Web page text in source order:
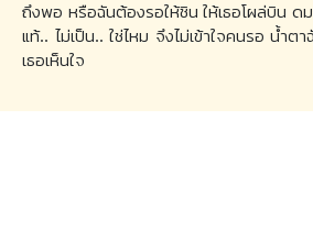
ถึงพอ หรือฉันต้องรอให้ชิน ให้เธอโผล่บิน ด
แท้.. ไม่เป็น.. ใช่ไหม จึงไม่เข้าใจคนรอ น้ำต
เธอเห็นใจ